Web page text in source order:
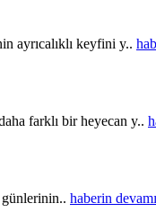
ayrıcalıklı keyfini y..
farklı bir heyecan y..
haberin devamı